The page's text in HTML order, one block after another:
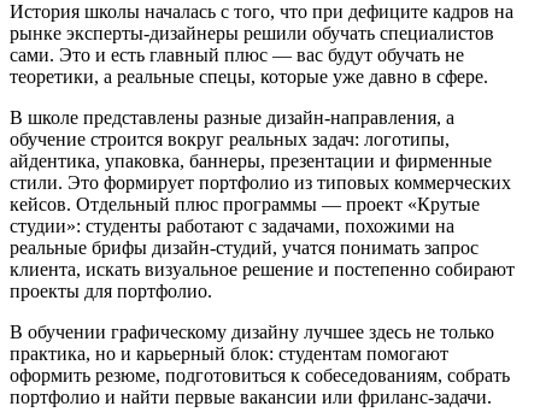
История школы началась с того, что при дефиците кадров на
рынке эксперты-дизайнеры решили обучать специалистов
сами. Это и есть главный плюс — вас будут обучать не
теоретики, а реальные спецы, которые уже давно в сфере.
В школе представлены разные дизайн-направления, а
обучение строится вокруг реальных задач: логотипы,
айдентика, упаковка, баннеры, презентации и фирменные
стили. Это формирует портфолио из типовых коммерческих
кейсов. Отдельный плюс программы — проект «Крутые
студии»: студенты работают с задачами, похожими на
реальные брифы дизайн-студий, учатся понимать запрос
клиента, искать визуальное решение и постепенно собирают
проекты для портфолио.
В обучении графическому дизайну лучшее здесь не только
практика, но и карьерный блок: студентам помогают
оформить резюме, подготовиться к собеседованиям, собрать
портфолио и найти первые вакансии или фриланс-задачи.